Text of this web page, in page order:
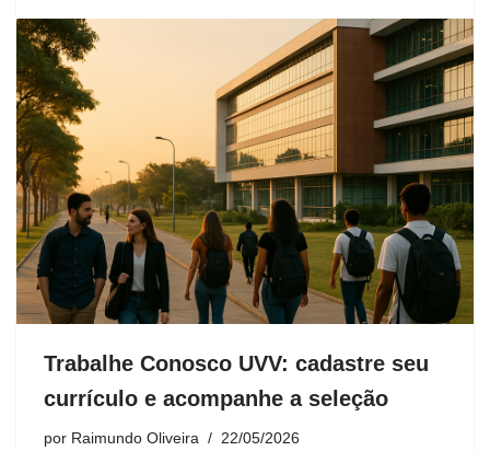
Trabalhe Conosco UVV: cadastre seu
currículo e acompanhe a seleção
por Raimundo Oliveira 22/05/2026